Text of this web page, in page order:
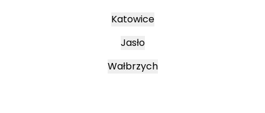
Katowice
Jasło
Wałbrzych